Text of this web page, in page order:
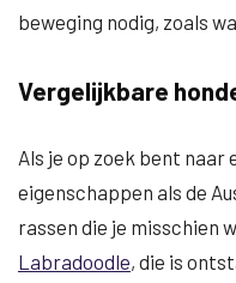
beweging nodig, zoals
Vergelijkbare
Als je op zoek bent
eigenschappen als de
rassen die je misschien
Labradoodle, die is